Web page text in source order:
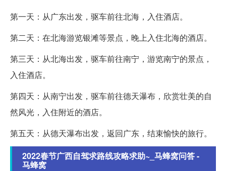
第一天：从广东出发，驱车前往北海，入住酒店。
第二天：在北海游览银滩等景点，晚上入住北海的酒店。
第三天：从北海出发，驱车前往南宁，游览南宁的景点，
入住酒店。
第四天：从南宁出发，驱车前往德天瀑布，欣赏壮美的自
然风光，入住附近的酒店。
第五天：从德天瀑布出发，返回广东，结束愉快的旅行。
2022春节广西自驾求路线攻略求助~_马蜂窝问答 -
马蜂窝